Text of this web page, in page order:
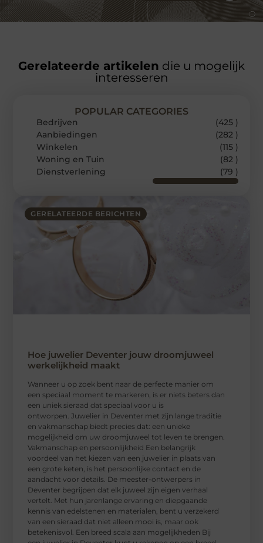
Gerelateerde artikelen die u mogelijk
interesseren
GERELATEERDE BERICHTEN
Hoe juwelier Deventer jouw droomjuweel
werkelijkheid maakt
Wanneer u op zoek bent naar de perfecte manier om
een speciaal moment te markeren, is er niets beters dan
een uniek sieraad dat speciaal voor u is
ontworpen. Juwelier in Deventer met zijn lange traditie
en vakmanschap biedt precies dat: een unieke
mogelijkheid om uw droomjuweel tot leven te brengen.
Vakmanschap en persoonlijkheid Een belangrijk
voordeel van het kiezen van een juwelier in plaats van
een grote keten, is het persoonlijke contact en de
aandacht voor details. De meester-ontwerpers in
Deventer begrijpen dat elk juweel zijn eigen verhaal
vertelt. Met hun jarenlange ervaring en diepgaande
kennis van edelstenen en materialen, bent u verzekerd
van een sieraad dat niet alleen mooi is, maar ook
betekenisvol. Een breed scala aan mogelijkheden Bij
POPULAR CATEGORIES
Bedrijven
(425 )
Aanbiedingen
(282 )
Winkelen
(115 )
Woning en Tuin
(82 )
Dienstverlening
(79 )